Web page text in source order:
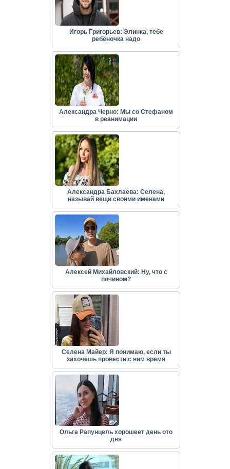
Игорь Григорьев: Элинка, тебе
ребёночка надо
Александра Черно: Мы со Стефаном
в реанимации
Александра Бахлаева: Селена,
называй вещи своими именами
Алексей Михайловский: Ну, что с
почином?
Селена Майер: Я понимаю, если ты
захочешь провести с ним время
Ольга Рапунцель хорошеет день ото
дня